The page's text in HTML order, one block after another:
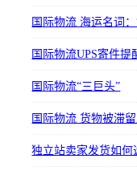
国际物流 海运名词
国际物流UPS寄件提
国际物流“三巨头”
国际物流 货物被滞
独立站卖家发货如何